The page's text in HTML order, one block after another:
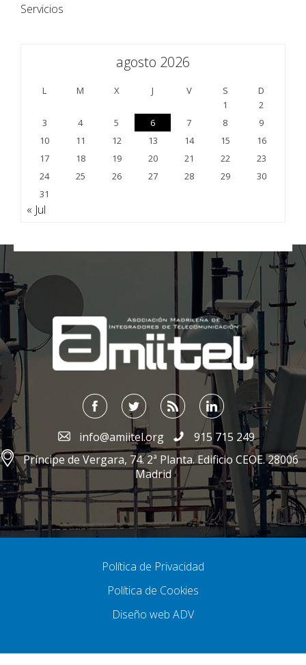
Servicios
agosto 2026
L M X J V S
D
1
2
3
4 5 6 7 8
9
10
11 12 13 14 15
16
17
18 19 20 21 22
23
24
25 26 27 28 29
30
31
« Jul
;
info@amiitel.org
915 715 249
Príncipe de Vergara, 74. 2ª Planta. Edificio CEOE. 28006
Madrid
Política de Privacidad
Política de Cookies
Diseño web ADV